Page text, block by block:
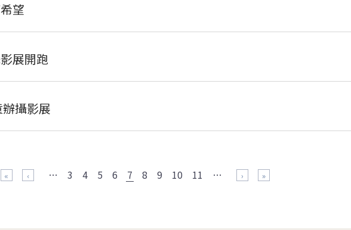
望
展開跑
攝影展
… 3 4 5 6 7 8 9 10 11 …